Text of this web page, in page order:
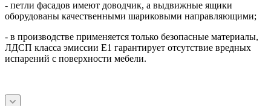
- петли фасадов имеют доводчик, а выдвижные ящики
оборудованы качественными шариковыми направляющими;
- в производстве применяется только безопасные материалы,
ЛДСП класса эмиссии Е1 гарантирует отсутствие вредных
испарений с поверхности мебели.